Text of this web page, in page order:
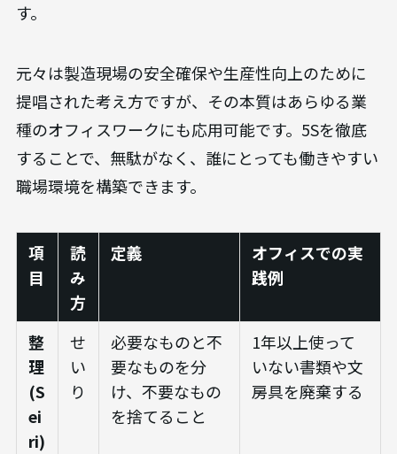
す。
元々は製造現場の安全確保や生産性向上のために
提唱された考え方ですが、その本質はあらゆる業
種のオフィスワークにも応用可能です。5Sを徹底
することで、無駄がなく、誰にとっても働きやすい
職場環境を構築できます。
項
目
読
み
方
定義
オフィスでの実
践例
整
理
(S
ei
ri)
せ
い
り
必要なものと不
要なものを分
け、不要なもの
を捨てること
1年以上使って
いない書類や文
房具を廃棄する